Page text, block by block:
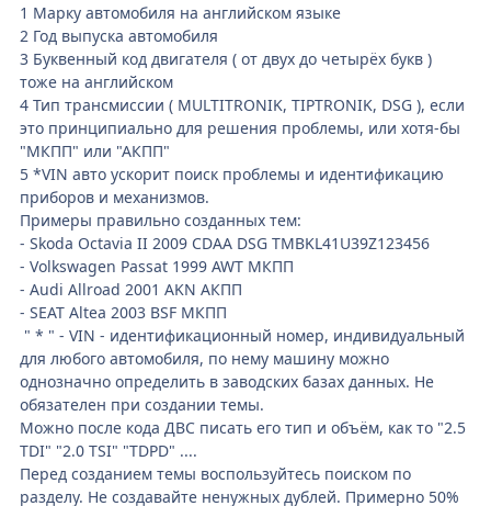
1 Марку автомобиля на английском языке
2 Год выпуска автомобиля
3 Буквенный код двигателя ( от двух до четырёх букв )
тоже на английском
4 Тип трансмиссии ( MULTITRONIK, TIPTRONIK, DSG ), если
это принципиально для решения проблемы, или хотя-бы
"МКПП" или "АКПП"
5 *VIN авто ускорит поиск проблемы и идентификацию
приборов и механизмов.
Примеры правильно созданных тем:
- Skoda Octavia II 2009 CDAA DSG TMBKL41U39Z123456
- Volkswagen Passat 1999 AWT МКПП
- Audi Allroad 2001 AKN АКПП
- SEAT Altea 2003 BSF МКПП
" * " - VIN - идентификационный номер, индивидуальный
для любого автомобиля, по нему машину можно
однозначно определить в заводских базах данных. Не
обязателен при создании темы.
Можно после кода ДВС писать его тип и объём, как то "2.5
TDI" "2.0 TSI" "TDPD" ....
Перед созданием темы воспользуйтесь поиском по
разделу. Не создавайте ненужных дублей. Примерно 50%